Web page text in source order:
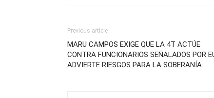
Previous article
MARU CAMPOS EXIGE QUE LA 4T ACTÚE
CONTRA FUNCIONARIOS SEÑALADOS POR
ADVIERTE RIESGOS PARA LA SOBERANÍA